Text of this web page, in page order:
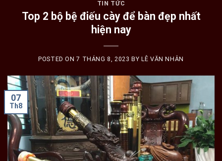
TIN TỨC
Top 2 bộ bệ điếu cày để bàn đẹp nhất
hiện nay
POSTED ON7 THÁNG 8, 2023 BYLÊ VĂN NHÂN
07
Th8